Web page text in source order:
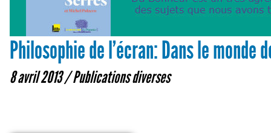
Philosophie de l’écran: Dans le monde
8 avril 2013 /Publications diverses